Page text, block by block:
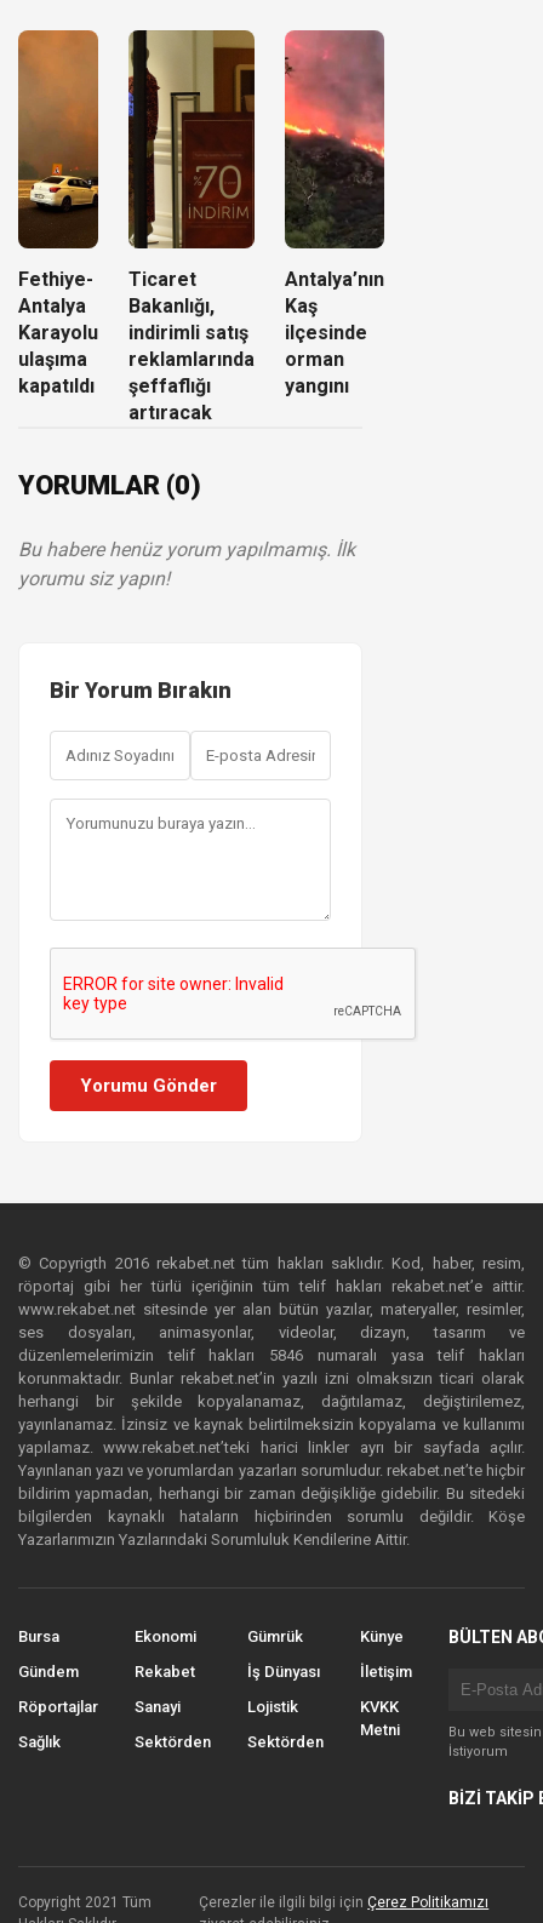
Fethiye-
Antalya
Karayolu
ulaşıma
kapatıldı
Ticaret
Bakanlığı,
indirimli satış
reklamlarında
şeffaflığı
artıracak
Antalya’nın
Kaş
ilçesinde
orman
yangını
YORUMLAR (0)
Bu habere henüz yorum yapılmamış. İlk
yorumu siz yapın!
Bir Yorum Bırakın
Yorumu Gönder
© Copyrigth 2016 rekabet.net tüm hakları saklıdır. Kod, haber, resim,
röportaj gibi her türlü içeriğinin tüm telif hakları rekabet.net’e aittir.
www.rekabet.net sitesinde yer alan bütün yazılar, materyaller, resimler,
ses dosyaları, animasyonlar, videolar, dizayn, tasarım ve
düzenlemelerimizin telif hakları 5846 numaralı yasa telif hakları
korunmaktadır. Bunlar rekabet.net’in yazılı izni olmaksızın ticari olarak
herhangi bir şekilde kopyalanamaz, dağıtılamaz, değiştirilemez,
yayınlanamaz. İzinsiz ve kaynak belirtilmeksizin kopyalama ve kullanımı
yapılamaz. www.rekabet.net’teki harici linkler ayrı bir sayfada açılır.
Yayınlanan yazı ve yorumlardan yazarları sorumludur. rekabet.net’te hiçbir
bildirim yapmadan, herhangi bir zaman değişikliğe gidebilir. Bu sitedeki
bilgilerden kaynaklı hataların hiçbirinden sorumlu değildir. Köşe
Yazarlarımızın Yazılarındaki Sorumluluk Kendilerine Aittir.
Bursa
Gündem
Röportajlar
Sağlık
Ekonomi
Rekabet
Sanayi
Sektörden
Gümrük
İş Dünyası
Lojistik
Sektörden
Künye
İletişim
KVKK
Metni
BÜLTEN
Bu web
İstiyorum
BİZİ TAKİP
Copyright 2021 Tüm
Çerezler ile ilgili bilgi içinÇerez Politikamızı